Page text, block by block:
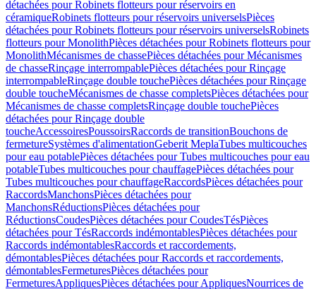
détachées pour Robinets flotteurs pour réservoirs en
céramiqueRobinets flotteurs pour réservoirs universelsPièces
détachées pour Robinets flotteurs pour réservoirs universelsRobinets
flotteurs pour MonolithPièces détachées pour Robinets flotteurs pour
MonolithMécanismes de chassePièces détachées pour Mécanismes
de chasseRinçage interrompablePièces détachées pour Rinçage
interrompableRinçage double touchePièces détachées pour Rinçage
double toucheMécanismes de chasse completsPièces détachées pour
Mécanismes de chasse completsRinçage double touchePièces
détachées pour Rinçage double
toucheAccessoiresPoussoirsRaccords de transitionBouchons de
fermetureSystèmes d'alimentationGeberit MeplaTubes multicouches
pour eau potablePièces détachées pour Tubes multicouches pour eau
potableTubes multicouches pour chauffagePièces détachées pour
Tubes multicouches pour chauffageRaccordsPièces détachées pour
RaccordsManchonsPièces détachées pour
ManchonsRéductionsPièces détachées pour
RéductionsCoudesPièces détachées pour CoudesTésPièces
détachées pour TésRaccords indémontablesPièces détachées pour
Raccords indémontablesRaccords et raccordements,
démontablesPièces détachées pour Raccords et raccordements,
démontablesFermeturesPièces détachées pour
FermeturesAppliquesPièces détachées pour AppliquesNourrices de